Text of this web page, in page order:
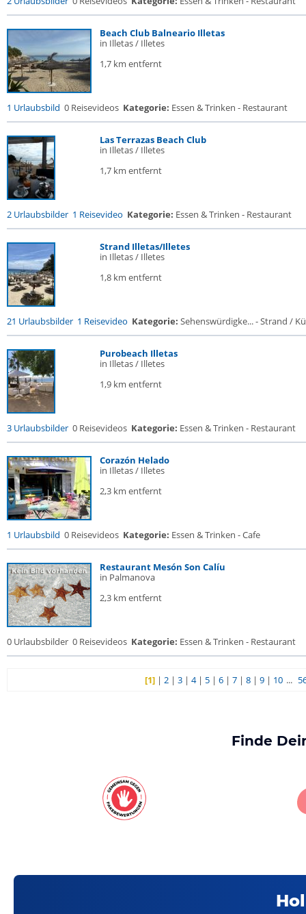
Beach Club Balneario Illetas
in Illetas / Illetes
1,7 km entfernt
1 Urlaubsbild 0 Reisevideos Kategorie: Essen & Trinken - Restaurant
Las Terrazas Beach Club
in Illetas / Illetes
1,7 km entfernt
2 Urlaubsbilder 1 Reisevideo Kategorie: Essen & Trinken - Restaurant
Strand Illetas/Illetes
in Illetas / Illetes
1,8 km entfernt
21 Urlaubsbilder 1 Reisevideo Kategorie: Sehenswürdigke... - Strand /
Purobeach Illetas
in Illetas / Illetes
1,9 km entfernt
3 Urlaubsbilder 0 Reisevideos Kategorie: Essen & Trinken - Restaurant
Corazón Helado
in Illetas / Illetes
2,3 km entfernt
1 Urlaubsbild 0 Reisevideos Kategorie: Essen & Trinken - Cafe
Restaurant Mesón Son Calíu
in Palmanova
2,3 km entfernt
0 Urlaubsbilder 0 Reisevideos Kategorie: Essen & Trinken - Restaurant
[1]| 2| 3| 4| 5| 6| 7| 8| 9| 10 ...
Finde